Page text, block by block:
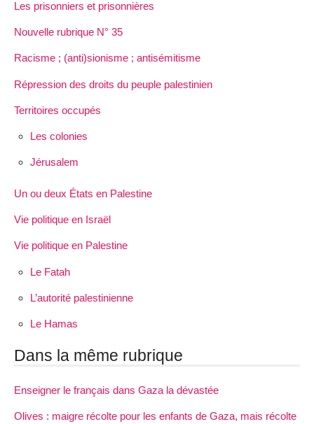
Les prisonniers et prisonnières
Nouvelle rubrique N° 35
Racisme ; (anti)sionisme ; antisémitisme
Répression des droits du peuple palestinien
Territoires occupés
Les colonies
Jérusalem
Un ou deux États en Palestine
Vie politique en Israël
Vie politique en Palestine
Le Fatah
L’autorité palestinienne
Le Hamas
Dans la même rubrique
Enseigner le français dans Gaza la dévastée
Olives : maigre récolte pour les enfants de Gaza, mais récolte